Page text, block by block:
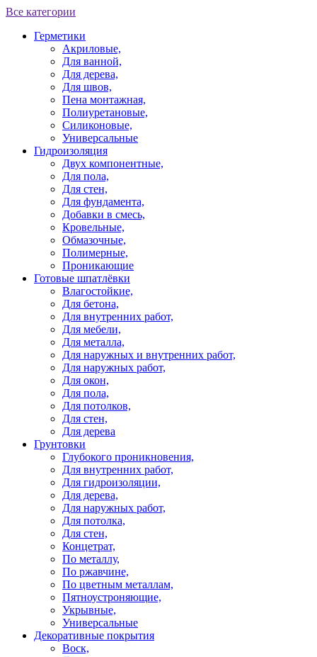
Все категории
Герметики
Акриловые,
Для ванной,
Для дерева,
Для швов,
Пена монтажная,
Полиуретановые,
Силиконовые,
Универсальные
Гидроизоляция
Двух компонентные,
Для пола,
Для стен,
Для фундамента,
Добавки в смесь,
Кровельные,
Обмазочные,
Полимерные,
Проникающие
Готовые шпатлёвки
Влагостойкие,
Для бетона,
Для внутренних работ,
Для мебели,
Для металла,
Для наружных и внутренних работ,
Для наружных работ,
Для окон,
Для пола,
Для потолков,
Для стен,
Для дерева
Грунтовки
Глубокого проникновения,
Для внутренних работ,
Для гидроизоляции,
Для дерева,
Для наружных работ,
Для потолка,
Для стен,
Концетрат,
По металлу,
По ржавчине,
По цветным металлам,
Пятноустроняющие,
Укрывные,
Универсальные
Декоративные покрытия
Воск,